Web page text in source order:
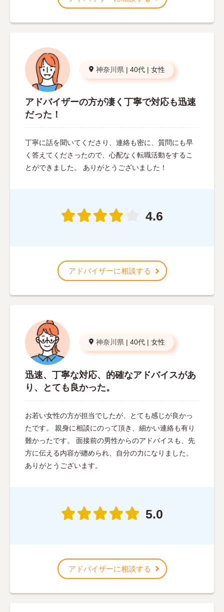
神奈川県 | 40代 | 女性
アドバイザーの方が凄く丁寧で対応も迅速
だった！
丁寧に話を聞いてくださり、連絡も密に、質問にも早
く答えてくださったので、心配なく転職活動をするこ
とができました。 ありがとうございました！
4.6
アドバイザーに相談する
神奈川県 | 40代 | 女性
迅速、丁寧な対応、的確なアドバイスがあ
り、とても良かった。
お若い女性の方が担当でしたが、とても感じが良かっ
たです。 親身に相談にのって頂き、細かい連絡も有り
難かったです。 面接前の男性からのアドバイスも、先
方に伝える内容が纏められ、自分の力になりました。
ありがとうございます。
5.0
アドバイザーに相談する